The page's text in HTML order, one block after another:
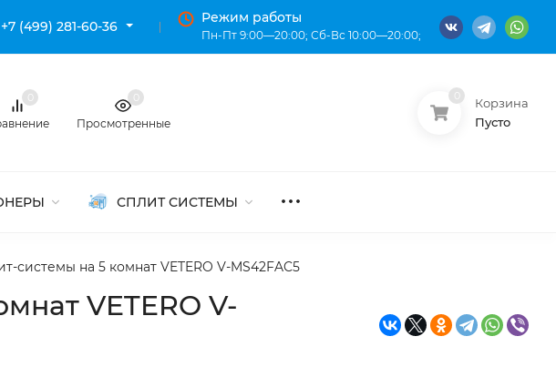
+7 (499) 281-60-36
Режим работы
Пн-Пт 9:00—20:00; Сб-Вс 10:00—20:00;
Просмотренные
Корзина
Пусто
СПЛИТ СИСТЕМЫ
системы на 5 комнат VETERO V-MS42FAC5
VETERO V-